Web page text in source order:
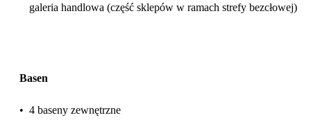
galeria handlowa (część sklepów w ramach strefy bezcłowej)
Basen
• 4 baseny zewnętrzne